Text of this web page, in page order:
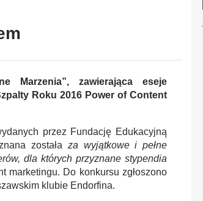
Marzenia”, zawierająca eseje
Roku 2016 Power of Content
przez Fundację Edukacyjną
została za wyjątkowe i pełne
dla których przyznane stypendia
marketingu. Do konkursu zgłoszono
klubie Endorfina.